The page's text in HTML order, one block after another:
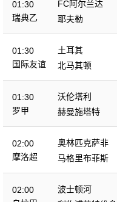
01:30
瑞典乙
FC阿尔兰达
耶夫勒
01:30
国际友谊
土耳其
北马其顿
01:30
罗甲
沃伦塔利
赫曼施塔特
02:00
摩洛超
奥林匹克萨非
马格里布菲斯
02:00
波士顿河